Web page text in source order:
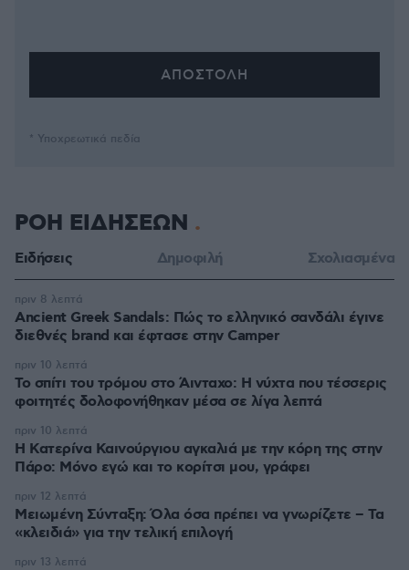
* Υποχρεωτικά πεδία
ΡΟΗ ΕΙΔΗΣΕΩΝ
Ειδήσεις Δημοφιλή Σχολιασμένα
Ancient Greek Sandals: Πώς το ελληνικό σανδάλι έγινε
διεθνές brand και έφτασε στην Camper
πριν 8 λεπτά
Το σπίτι του τρόμου στο Άινταχο: Η νύχτα που τέσσερις
φοιτητές δολοφονήθηκαν μέσα σε λίγα λεπτά
πριν 10 λεπτά
Η Κατερίνα Καινούργιου αγκαλιά με την κόρη της στην
Πάρο: Μόνο εγώ και το κορίτσι μου, γράφει
πριν 10 λεπτά
Μειωμένη Σύνταξη: Όλα όσα πρέπει να γνωρίζετε – Τα
«κλειδιά» για την τελική επιλογή
πριν 12 λεπτά
πριν 13 λεπτά